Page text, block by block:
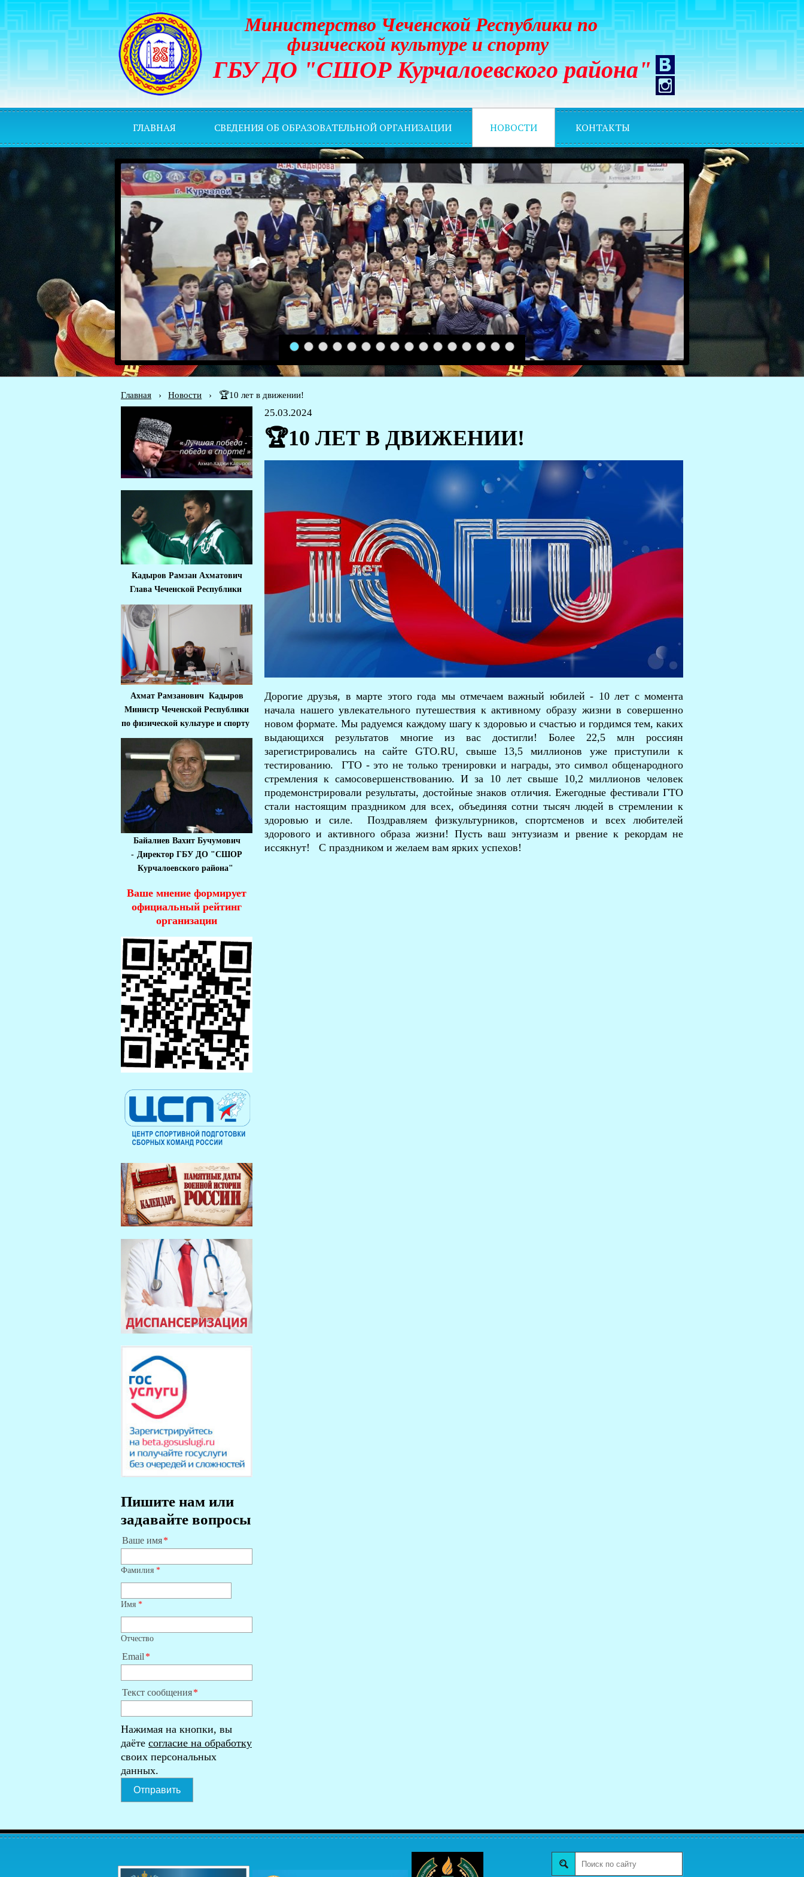
Министерство Чеченской Республики по
ГБУ ДО "СШОР Курчалоевского района"
физической культуре и спорту
ГЛАВНАЯ СВЕДЕНИЯ ОБ ОБРАЗОВАТЕЛЬНОЙ ОРГАНИЗАЦИИ НОВОСТИ КОНТАКТЫ
1 2 3 4 5 6 7 8 9 10 11 12 13 14 15 16
Главная › Новости › 🏆10 лет в движении!
Кадыров Рамзан Ахматович
Глава Чеченской Республики
Ахмат Рамзанович Кадыров
Министр Чеченской Республики
по физической культуре и спорту
Байалиев Вахит Бучумович
- Директор ГБУ ДО "СШОР
Курчалоевского района"
Ваше мнение формирует
официальный рейтинг
организации
Пишите нам или
задавайте вопросы
Ваше имя
Фамилия *
Имя *
Отчество
Email
Текст сообщения
Нажимая на кнопки, вы
даёте согласие на обработку
своих персональных
данных.
Отправить
25.03.2024
🏆10 ЛЕТ В ДВИЖЕНИИ!
Дорогие друзья, в марте этого года мы отмечаем важный юбилей - 10 лет с момента
начала нашего увлекательного путешествия к активному образу жизни в совершенно
новом формате. Мы радуемся каждому шагу к здоровью и счастью и гордимся тем, каких
выдающихся результатов многие из вас достигли! Более 22,5 млн россиян
зарегистрировались на сайте GTO.RU, свыше 13,5 миллионов уже приступили к
тестированию. ГТО - это не только тренировки и награды, это символ общенародного
стремления к самосовершенствованию. И за 10 лет свыше 10,2 миллионов человек
продемонстрировали результаты, достойные знаков отличия. Ежегодные фестивали ГТО
стали настоящим праздником для всех, объединяя сотни тысяч людей в стремлении к
здоровью и силе. Поздравляем физкультурников, спортсменов и всех любителей
здорового и активного образа жизни! Пусть ваш энтузиазм и рвение к рекордам не
иссякнут! С праздником и желаем вам ярких успехов!